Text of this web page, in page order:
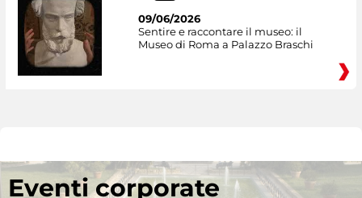
09/06/2026
Sentire e raccontare il museo: il
Museo di Roma a Palazzo Braschi
Eventi corporate